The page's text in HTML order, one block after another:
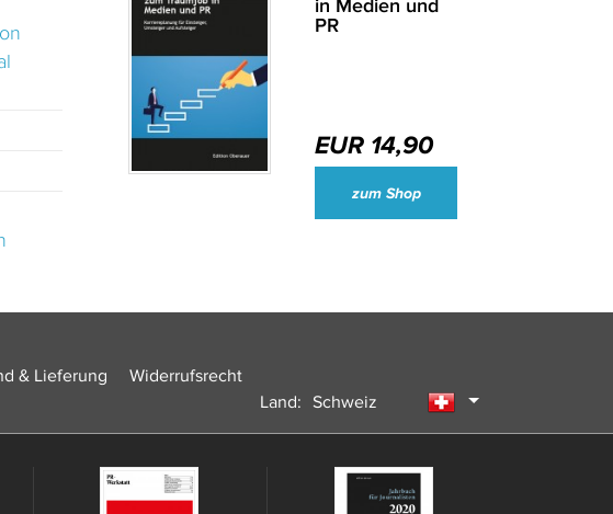
in Medien und
PR
EUR 14,90
zum Shop
& Lieferung
Widerrufsrecht
Land:
Schweiz